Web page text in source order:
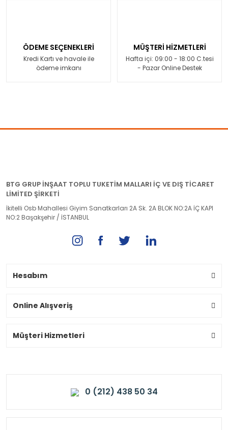
ÖDEME SEÇENEKLERİ
Kredi Kartı ve havale ile
ödeme imkanı
MÜŞTERİ HİZMETLERİ
Hafta içi: 09:00 - 18:00 C.tesi
- Pazar Online Destek
BTG GRUP İNŞAAT TOPLU TUKETİM MALLARI İÇ VE DIŞ TİCARET
LİMİTED ŞİRKETİ
İkitelli Osb Mahallesi Giyim Sanatkarları 2A Sk. 2A BLOK NO:2A İÇ KAPI
NO:2 Başakşehir / İSTANBUL
Hesabım
Online Alışveriş
Müşteri Hizmetleri
0 (212) 438 50 34